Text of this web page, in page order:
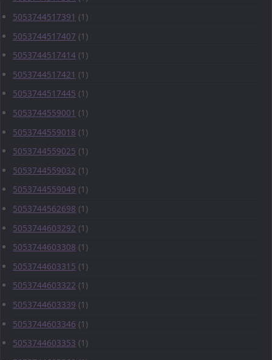
5053744517391 (1)
5053744517407 (1)
5053744517414 (1)
5053744517421 (1)
5053744517445 (1)
5053744559001 (1)
5053744559018 (1)
5053744559025 (1)
5053744559032 (1)
5053744559049 (1)
5053744562698 (1)
5053744603292 (1)
5053744603308 (1)
5053744603315 (1)
5053744603322 (1)
5053744603339 (1)
5053744603346 (1)
5053744603353 (1)